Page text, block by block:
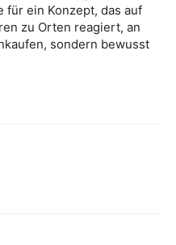
für ein Konzept, das auf
zu Orten reagiert, an
sondern bewusst